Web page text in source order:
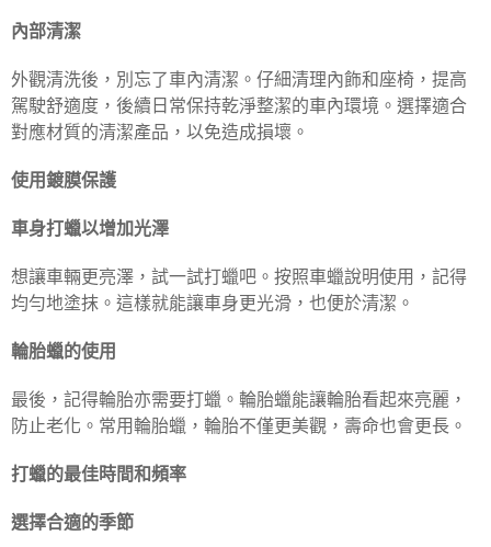
內部清潔
外觀清洗後，別忘了車內清潔。仔細清理內飾和座椅，提高
駕駛舒適度，後續日常保持乾淨整潔的車內環境。選擇適合
對應材質的清潔產品，以免造成損壞。
使用鍍膜保護
車身打蠟以增加光澤
想讓車輛更亮澤，試一試打蠟吧。按照車蠟說明使用，記得
均勻地塗抹。這樣就能讓車身更光滑，也便於清潔。
輪胎蠟的使用
最後，記得輪胎亦需要打蠟。輪胎蠟能讓輪胎看起來亮麗，
防止老化。常用輪胎蠟，輪胎不僅更美觀，壽命也會更長。
打蠟的最佳時間和頻率
選擇合適的季節